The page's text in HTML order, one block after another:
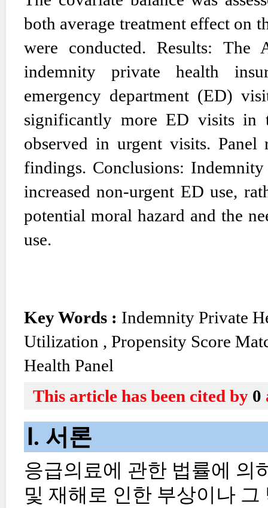
both average treatment effect on
were conducted. Results:
indemnity private health
emergency department (ED)
significantly more ED visits in
observed in urgent visits. Panel
findings. Conclusions:
increased non-urgent ED use,
potential moral hazard and the
use.
Key Words : Indemnity Private
Utilization , Propensity Score
Health Panel
This article has been cited by 0
Ⅰ. 서론
응급의료에 관한 법률에 의
및 재해로 인한 부상이나